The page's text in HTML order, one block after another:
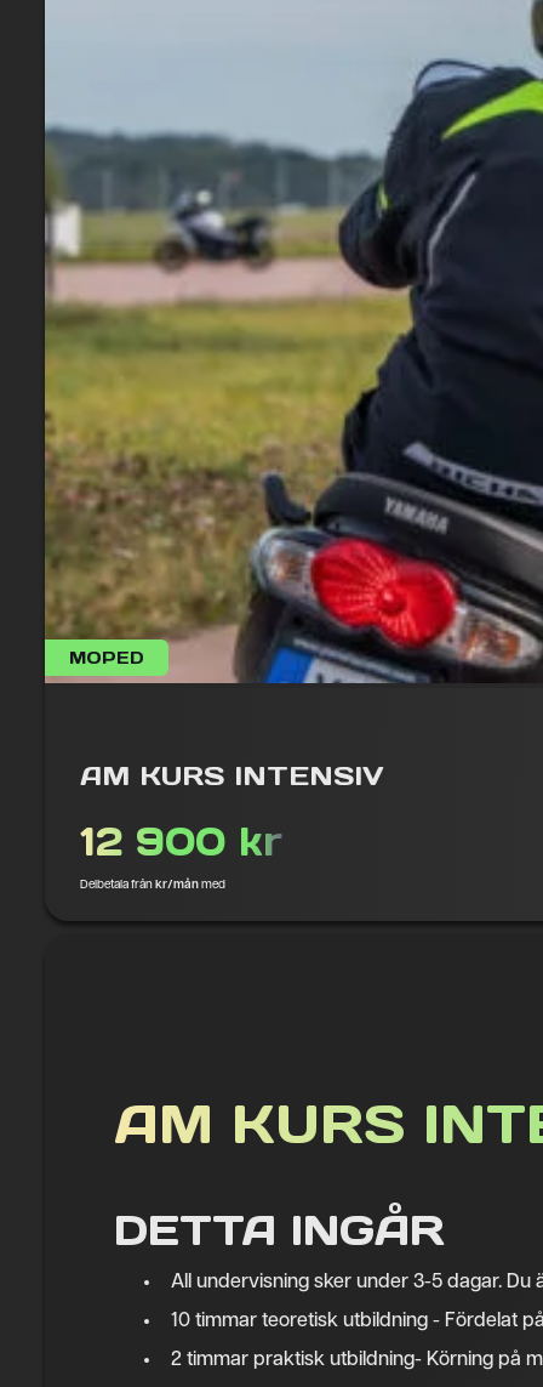
MOPED
AM KURS INTENSIV
12 900 kr
Delbetala från kr/månmed
AM KURS
DETTA INGÅR
All undervisning sker under 3-5 dagar. Du
10 timmar teoretisk utbildning - Fördelat
2 timmar praktisk utbildning- Körning på